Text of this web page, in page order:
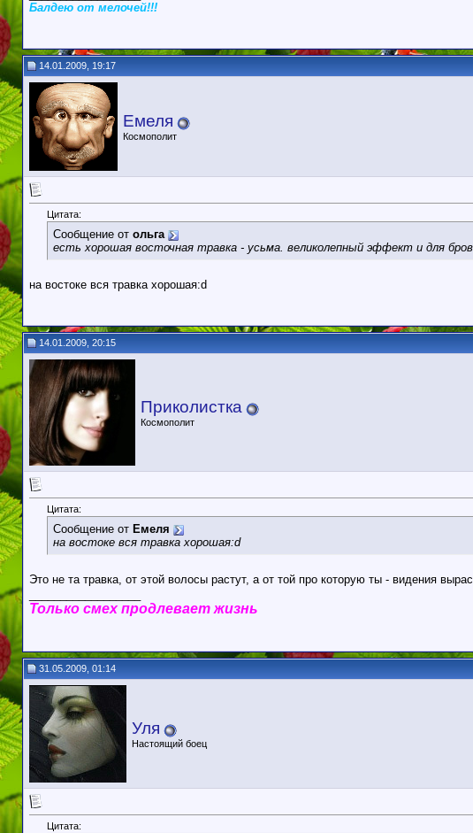
Балдею от мелочей!!!
14.01.2009, 19:17
Емеля
Космополит
Цитата:
Сообщение от ольга
есть хорошая восточная травка - усьма. великолепный эффект и для
на востоке вся травка хорошая:d
14.01.2009, 20:15
Приколистка
Космополит
Цитата:
Сообщение от Емеля
на востоке вся травка хорошая:d
Это не та травка, от этой волосы растут, а от той про которую ты - видения
Только смех продлевает жизнь
31.05.2009, 01:14
Уля
Настоящий боец
Цитата: